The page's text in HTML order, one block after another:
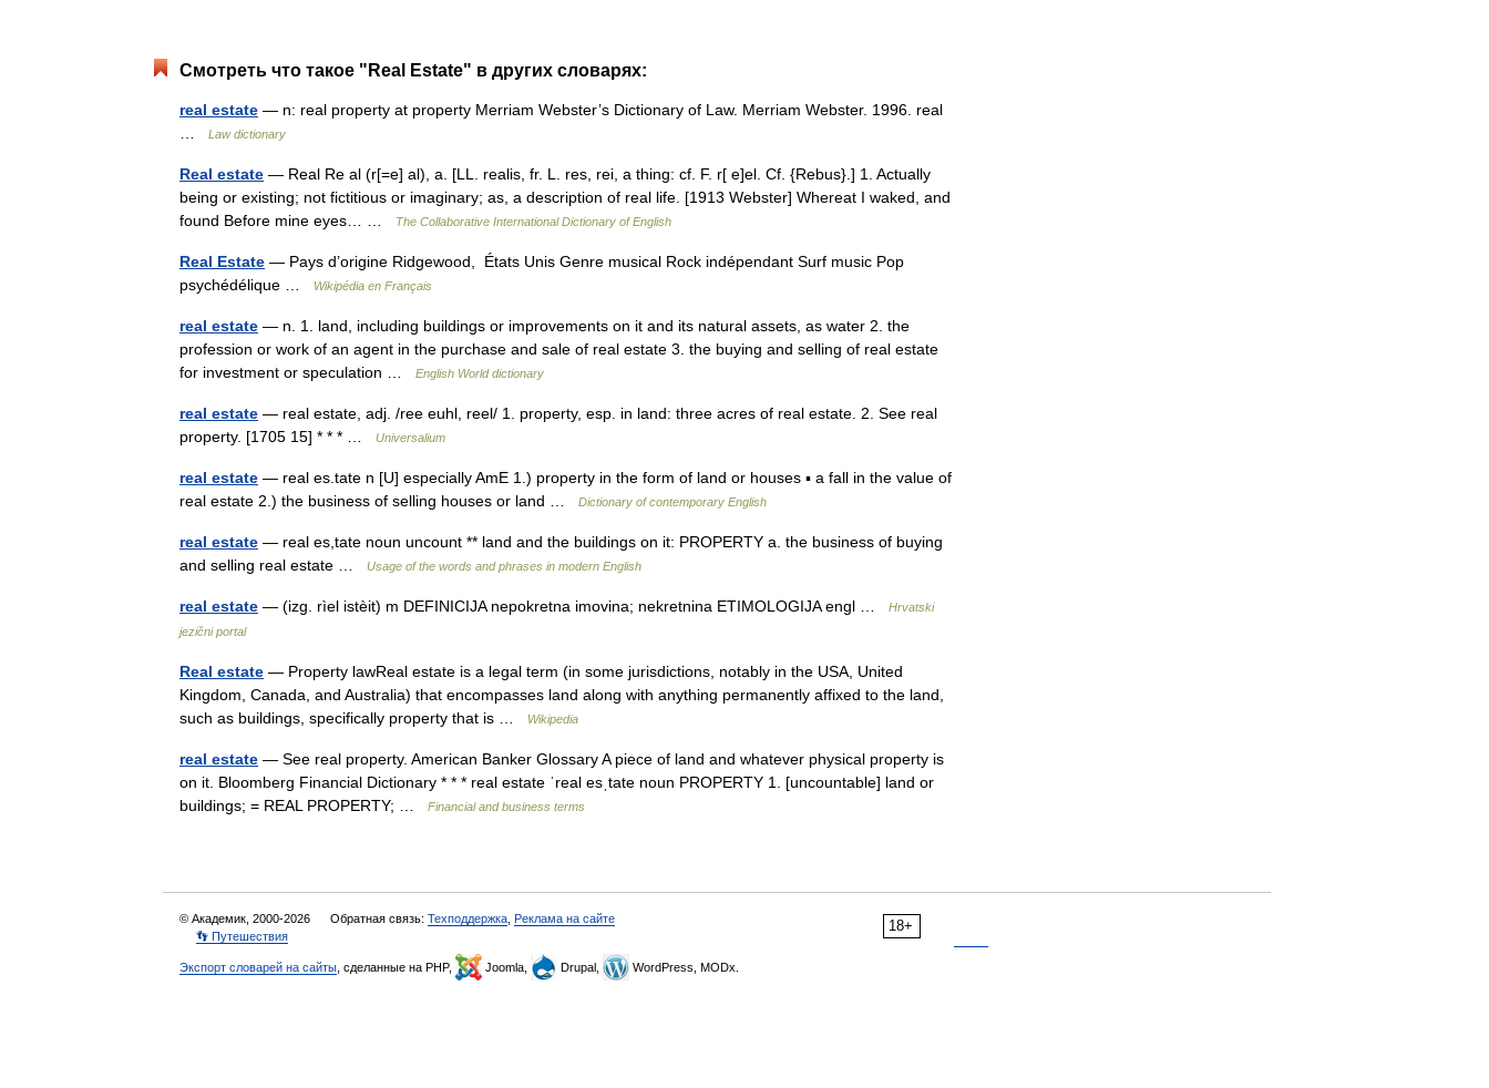
Смотреть что такое "Real Estate" в других словарях:
real estate — n: real property at property Merriam Webster’s Dictionary of Law. Merriam Webster. 1996. real
…
Law dictionary
Real estate — Real Re al (r[=e] al), a. [LL. realis, fr. L. res, rei, a thing: cf. F. r[ e]el. Cf. {Rebus}.] 1. Actually
being or existing; not fictitious or imaginary; as, a description of real life. [1913 Webster] Whereat I waked, and
found Before mine eyes… …
The Collaborative International Dictionary of English
Real Estate — Pays d’origine Ridgewood, États Unis Genre musical Rock indépendant Surf music Pop
psychédélique …
Wikipédia en Français
real estate — n. 1. land, including buildings or improvements on it and its natural assets, as water 2. the
profession or work of an agent in the purchase and sale of real estate 3. the buying and selling of real estate
for investment or speculation …
English World dictionary
real estate — real estate, adj. /ree euhl, reel/ 1. property, esp. in land: three acres of real estate. 2. See real
property. [1705 15] * * * …
Universalium
real estate — real es.tate n [U] especially AmE 1.) property in the form of land or houses ▪ a fall in the value of
real estate 2.) the business of selling houses or land …
Dictionary of contemporary English
real estate — real es,tate noun uncount ** land and the buildings on it: PROPERTY a. the business of buying
and selling real estate …
Usage of the words and phrases in modern English
real estate — (izg. rìel istèit) m DEFINICIJA nepokretna imovina; nekretnina ETIMOLOGIJA engl …
Hrvatski
jezični portal
Real estate — Property lawReal estate is a legal term (in some jurisdictions, notably in the USA, United
Kingdom, Canada, and Australia) that encompasses land along with anything permanently affixed to the land,
such as buildings, specifically property that is …
Wikipedia
real estate — See real property. American Banker Glossary A piece of land and whatever physical property is
on it. Bloomberg Financial Dictionary * * * real estate ˈreal esˌtate noun PROPERTY 1. [uncountable] land or
buildings; = REAL PROPERTY; …
Financial and business terms
18+
© Академик, 2000-2026 Обратная связь: Техподдержка
Реклама на сайте
👣 Путешествия
Экспорт словарей на сайты , сделанные на PHP, Joomla, Drupal, WordPress, MODx.